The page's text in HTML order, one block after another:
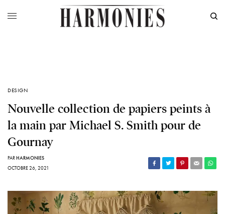
DESIGN
Nouvelle collection de papiers peints à
la main par Michael S. Smith pour de
Gournay
PARHARMONIES
OCTOBRE 26, 2021